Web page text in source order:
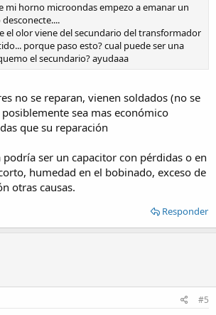
mi horno microondas empezo a emanar un
el olor viene del secundario del transformador
porque paso esto? cual puede ser una
el secundario? ayudaaa
no se reparan, vienen soldados (no se
sea mas económico
que su reparación
ser un capacitor con pérdidas o en
humedad en el bobinado, exceso de
otras causas.
Responder
#5